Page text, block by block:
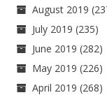
August 2019
July 2019 (235)
June 2019 (282)
May 2019 (226)
April 2019 (268)